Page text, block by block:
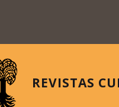
REVISTAS